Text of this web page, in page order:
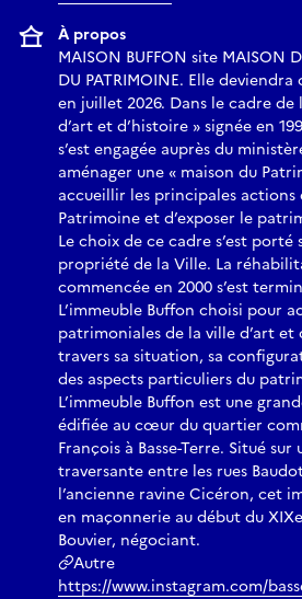
À propos
MAISON BUFFON site MAISON
DU PATRIMOINE. Elle
en juillet 2026. Dans le cadre
d’art et d’histoire » signée en
s’est engagée auprès du
aménager une « maison du
accueillir les principales actions
Patrimoine et d’exposer le
Le choix de ce cadre s’est porté
propriété de la Ville. La
commencée en 2000 s’est
L’immeuble Buffon choisi pour
patrimoniales de la ville d’art et
travers sa situation, sa
des aspects particuliers du
L’immeuble Buffon est une
édifiée au cœur du quartier
François à Basse-Terre. Situé
traversante entre les rues
l’ancienne ravine Cicéron, cet
en maçonnerie au début du
Bouvier, négociant.
Autre
https://www.instagram.com/